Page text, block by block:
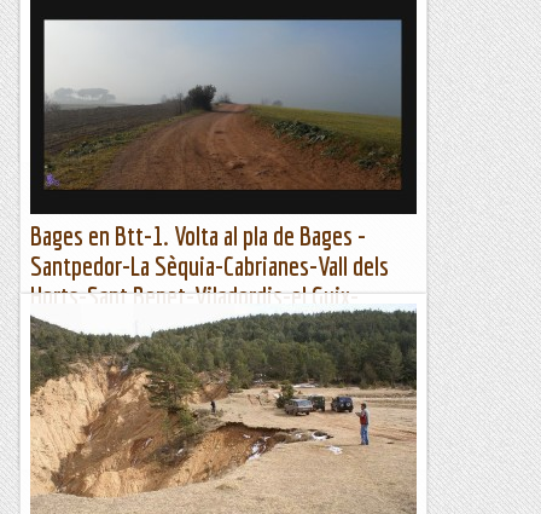
Pel Bages i el Moianés
urbanització Vista del Pirineu direcció a la Guàrdia...
Les Rutes d'en Toti
Bages en Btt-1. Volta al pla de Bages -
Santpedor-La Sèquia-Cabrianes-Vall dels
Horts-Sant Benet-Viladordis-el Guix-
L’Agulla-Joncadella-Sant Martí de Torroella.
Aquesta ruta segueix l’itinerari numero 1 del llibre El Bages
en Btt però en lloc de sortir del parc de l’Agulla ho fem de
Santpedor. Marxem de Santpedor seguint les...
Pedalant la gent s'entén